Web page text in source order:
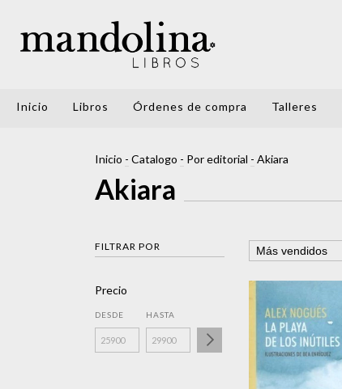
Inicio Libros Órdenes de compra Talleres
Inicio - Catalogo - Por editorial - Akiara
Akiara
FILTRAR POR
Precio
DESDE HASTA